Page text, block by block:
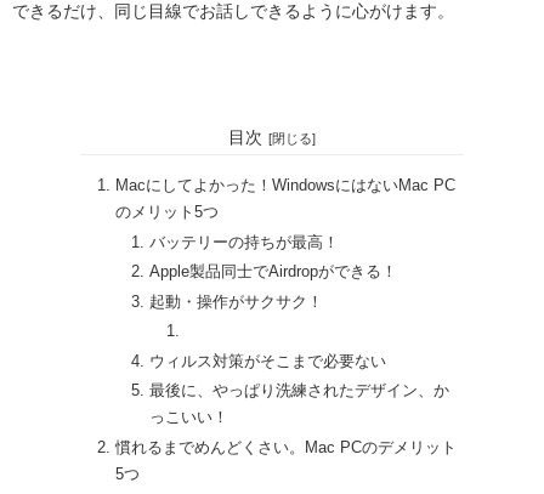
できるだけ、同じ目線でお話しできるように心がけます。
目次
Macにしてよかった！WindowsにはないMac PC
のメリット5つ
バッテリーの持ちが最高！
Apple製品同士でAirdropができる！
起動・操作がサクサク！
ウィルス対策がそこまで必要ない
最後に、やっぱり洗練されたデザイン、か
っこいい！
慣れるまでめんどくさい。Mac PCのデメリット
5つ